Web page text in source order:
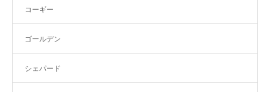
コーギー
ゴールデン
シェパード